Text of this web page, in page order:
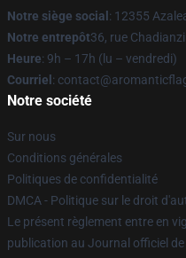
Notre siège social : 12355
Notre entrepôt36, rue
Heure: 9h – 17h (lu – vendredi)
Courriel :
Notre société
Sur nous
Conditions générales
Politiques de confidentialité
DMCA - Politique sur le droit
Le présent règlement entre en
publication au Journal officiel